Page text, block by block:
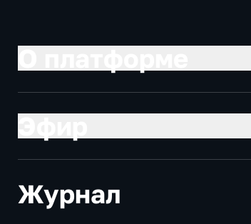
Журнал